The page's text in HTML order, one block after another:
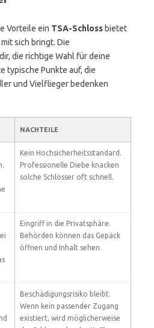
Vorteile ein TSA-Schloss bietet
sich bringt. Die
die richtige Wahl für deine
typische Punkte auf, die
und Vielflieger bedenken
NACHTEILE
Kein Hochsicherheitsstandard.
Professionelle Diebe knacken
solche Schlösser oft schnell.
Eingriff in die Privatsphäre.
Behörden können das Gepäck
öffnen und Inhalt sehen.
Beschädigungsrisiko bleibt.
Wenn kein passender Zugang
existiert, wird möglicherweise